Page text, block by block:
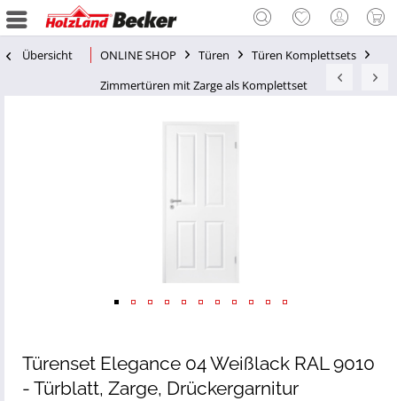
Übersicht ONLINE SHOP Türen
Türen Komplettsets
Zimmertüren mit Zarge als Komplettset
Türenset Elegance 04 Weißlack RAL 9010
- Türblatt, Zarge, Drückergarnitur